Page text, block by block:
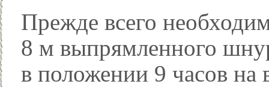
Прежде всего
8 м выпрямленного
в положении 9 часов на